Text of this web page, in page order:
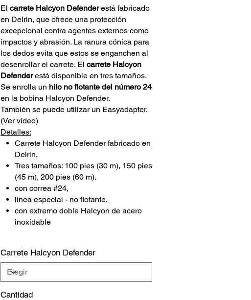
El carrete Halcyon Defenderestá fabricado
en Delrin, que ofrece una protección
excepcional contra agentes externos como
impactos y abrasión. La ranura cónica para
los dedos evita que estos se enganchen al
desenrollar el carrete. El carrete Halcyon
Defenderestá disponible en tres tamaños.
Se enrolla un hilo no flotante del número 24
en la bobina Halcyon Defender.
También se puede utilizar un Easyadapter.
(Ver vídeo)
Detalles:
Carrete Halcyon Defender fabricado en
Delrin,
Tres tamaños: 100 pies (30 m), 150 pies
(45 m), 200 pies (60 m).
con correa #24,
línea especial - no flotante,
con extremo doble Halcyon de acero
inoxidable
Carrete Halcyon Defender
Cantidad